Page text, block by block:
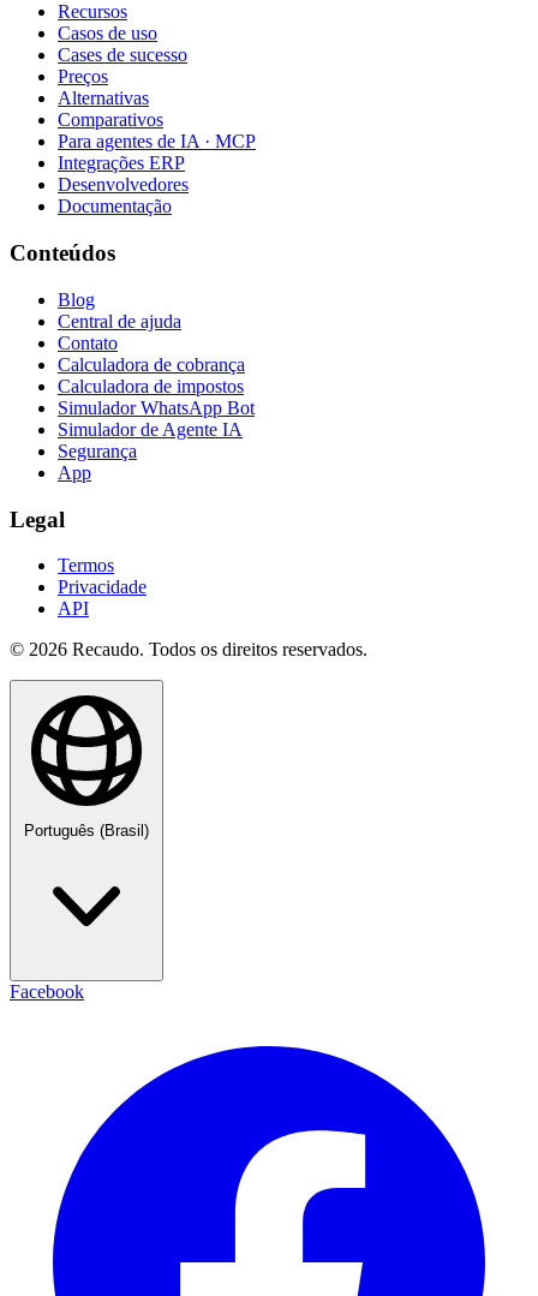
Recursos
Casos de uso
Cases de sucesso
Preços
Alternativas
Comparativos
Para agentes de IA · MCP
Integrações ERP
Desenvolvedores
Documentação
Conteúdos
Blog
Central de ajuda
Contato
Calculadora de cobrança
Calculadora de impostos
Simulador WhatsApp Bot
Simulador de Agente IA
Segurança
App
Legal
Termos
Privacidade
API
© 2026 Recaudo. Todos os direitos reservados.
Português (Brasil)
Facebook